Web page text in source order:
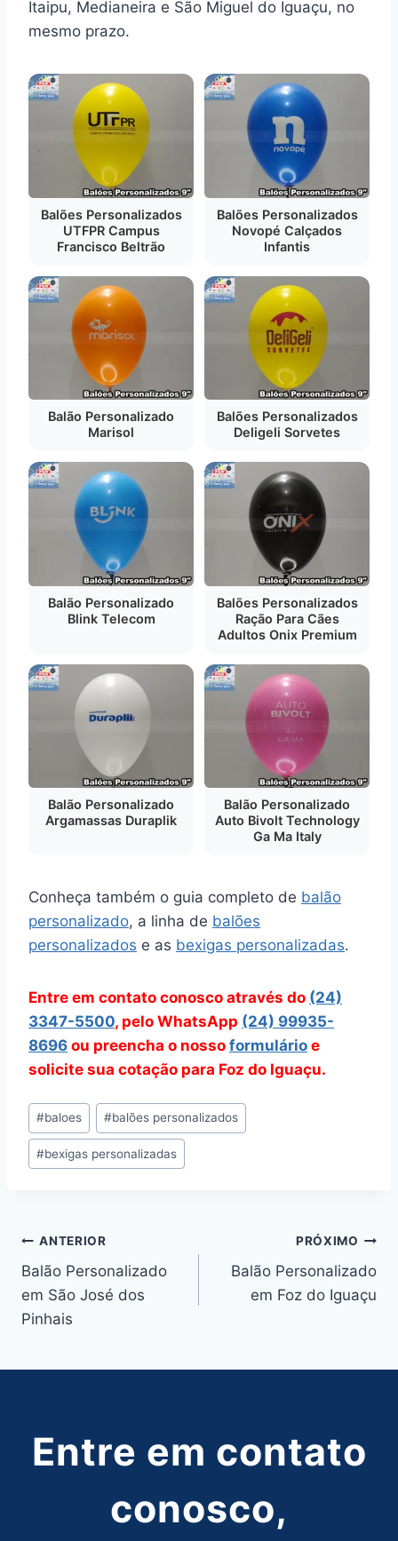
Itaipu, Medianeira e São Miguel do Iguaçu, no
mesmo prazo.
Balões Personalizados
UTFPR Campus
Francisco Beltrão
Balões Personalizados
Novopé Calçados
Infantis
Balão Personalizado
Marisol
Balões Personalizados
Deligeli Sorvetes
Balão Personalizado
Blink Telecom
Balões Personalizados
Ração Para Cães
Adultos Onix Premium
Balão Personalizado
Argamassas Duraplik
Balão Personalizado
Auto Bivolt Technology
Ga Ma Italy
Conheça também o guia completo de balão
personalizado, a linha de balões
personalizados e as bexigas personalizadas.
Entre em contato conosco através do (24)
3347-5500, pelo WhatsApp (24) 99935-
8696 ou preencha o nosso formulário e
solicite sua cotação para Foz do Iguaçu.
Tags
do
Post:
#baloes #balões personalizados
#bexigas personalizadas
Navegação
de
Post
ANTERIOR
Balão Personalizado
em São José dos
Pinhais
PRÓXIMO
Balão Personalizado
em Foz do Iguaçu
Entre em contato
conosco,